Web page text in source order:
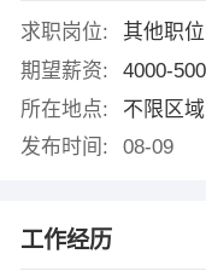
求职岗位:
其他职位
期望薪资:
4000-
所在地点:
不限区域
发布时间:
08-09
工作经历